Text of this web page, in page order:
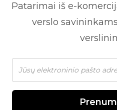
Patarimai iš e-
verslo